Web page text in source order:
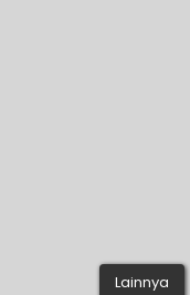
Lainnya